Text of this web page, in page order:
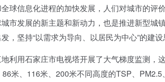
信息化进程的加快发展，人们对城市的评
市发展的新主题和新动力，也是推进新型城
，坚持“以需求为导向、以居民为中心”的建设
用石家庄市电视塔开展了大气梯度监测，
米、116米、200米不同高度的TSP、